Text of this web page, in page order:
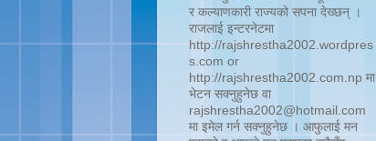
र कल्याणकारी राज्यको सपना देख्छन् ।
राजलाई इन्टरनेटमा
http://rajshrestha2002.wordpres
s.com or
http://rajshrestha2002.com.np मा
भेटन सक्नुहुनेछ वा
rajshrestha2002@hotmail.com
मा इमेल गर्न सक्नुहुनेछ । आफुलाई मन